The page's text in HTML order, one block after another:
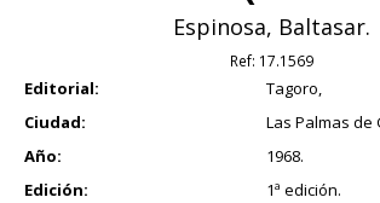
Espinosa, Baltasar.
Ref: 17.1569
Editorial:
Tagoro,
Ciudad:
Las Palmas de
Año:
1968.
Edición:
1ª edición.